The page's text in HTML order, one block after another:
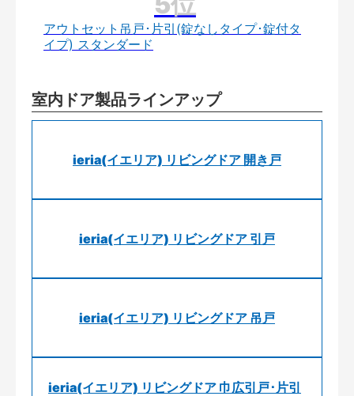
アウトセット吊戸･片引(錠なしタイプ･錠付タ
イプ) スタンダード
室内ドア製品ラインアップ
ieria(イエリア) リビングドア 開き戸
ieria(イエリア) リビングドア 引戸
ieria(イエリア) リビングドア 吊戸
ieria(イエリア) リビングドア 巾広引戸･片引